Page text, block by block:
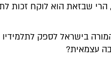
הרי שבזאת הוא לוקח זכות
בישראל לספק
עצמאית?